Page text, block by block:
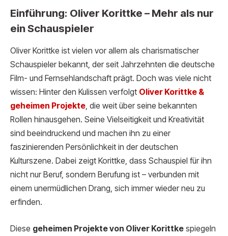
Einführung: Oliver Korittke – Mehr als nur
ein Schauspieler
Oliver Korittke ist vielen vor allem als charismatischer
Schauspieler bekannt, der seit Jahrzehnten die deutsche
Film- und Fernsehlandschaft prägt. Doch was viele nicht
wissen: Hinter den Kulissen verfolgt Oliver Korittke &
geheimen Projekte, die weit über seine bekannten
Rollen hinausgehen. Seine Vielseitigkeit und Kreativität
sind beeindruckend und machen ihn zu einer
faszinierenden Persönlichkeit in der deutschen
Kulturszene. Dabei zeigt Korittke, dass Schauspiel für ihn
nicht nur Beruf, sondern Berufung ist – verbunden mit
einem unermüdlichen Drang, sich immer wieder neu zu
erfinden.
Diese geheimen Projekte von Oliver Korittke spiegeln